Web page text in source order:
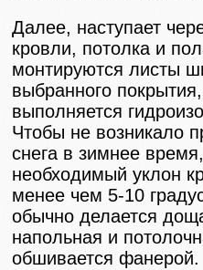
Далее, наступает
кровли, потолка и
монтируются листы
выбранного
выполняется
Чтобы не возникало
снега в зимнее
необходимый уклон
менее чем 5-10
обычно делается
напольная и
обшивается фанерой.